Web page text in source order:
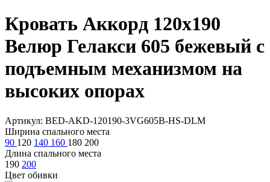
Кровать Аккорд 120х190
Велюр Гелакси 605 бежевый с
подъемным механизмом на
высоких опорах
Артикул: BED-AKD-120190-3VG605B-HS-DLM
Ширина спального места
90 120 140 160 180 200
Длина спального места
190 200
Цвет обивки